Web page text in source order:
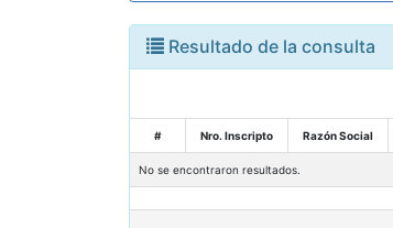
Resultado de la consulta
# Nro. Inscripto Razón Social
No se encontraron resultados.